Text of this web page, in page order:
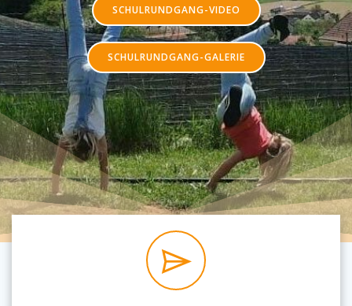
SCHULRUNDGANG-VIDEO
SCHULRUNDGANG-GALERIE